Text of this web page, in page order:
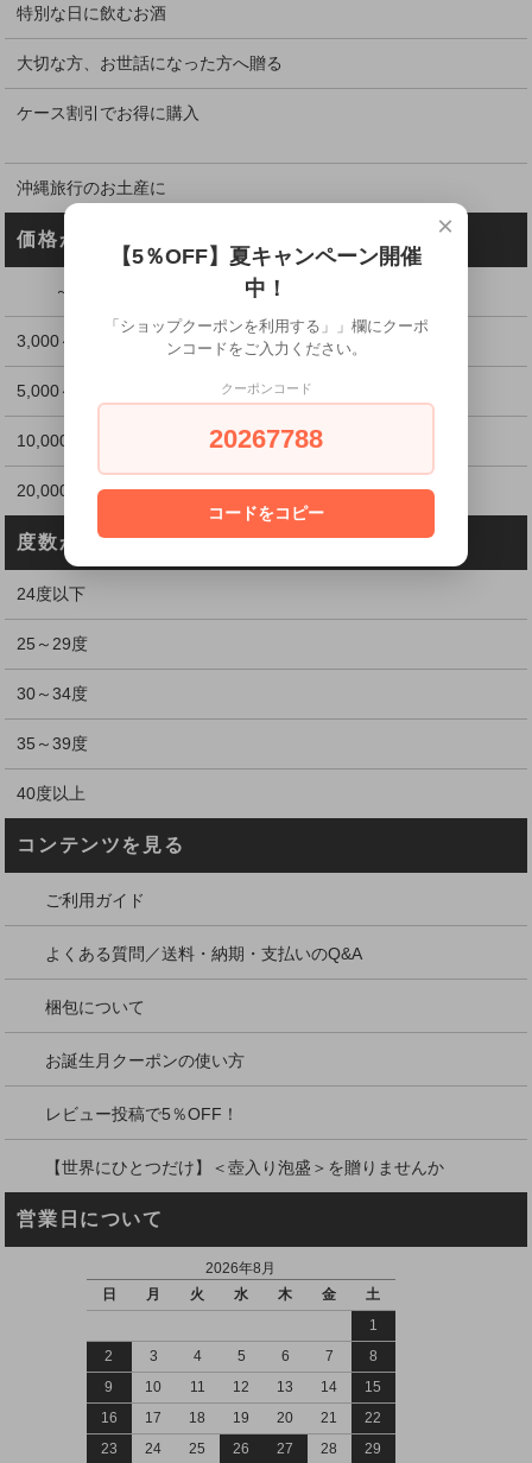
特別な日に飲むお酒
大切な方、お世話になった方へ贈る
ケース割引でお得に購入
沖縄旅行のお土産に
価格から探す
～2,999円
3,000～4,999円
5,000～9,999円
10,000～19,999円
20,000円以上
度数から探す
24度以下
25～29度
30～34度
35～39度
40度以上
コンテンツを見る
ご利用ガイド
よくある質問／送料・納期・支払いのQ&A
梱包について
お誕生月クーポンの使い方
レビュー投稿で5％OFF！
【世界にひとつだけ】＜壺入り泡盛＞を贈りませんか
営業日について
2026年8月
日
月 火 水 木 金
土
1
2
3 4 5 6 7
8
9
10 11 12 13 14
15
16
17 18 19 20 21
22
23
24 25 26 27 28
29
×
【5％OFF】夏キャンペーン開催
中！
「ショップクーポンを利用する」」欄にクーポ
ンコードをご入力ください。
クーポンコード
20267788
コードをコピー